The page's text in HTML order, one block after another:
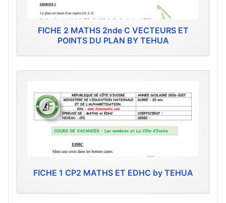
FICHE 2 MATHS 2nde C VECTEURS ET
POINTS DU PLAN BY TEHUA
FICHE 1 CP2 MATHS ET EDHC by TEHUA